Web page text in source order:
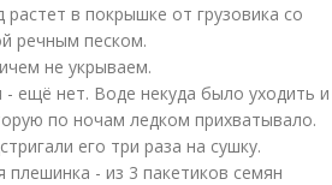
в покрышке от грузовика со
речным песком.
не укрываем.
- ещё нет. Воде некуда было уходить и
по ночам ледком прихватывало.
его три раза на сушку.
- из 3 пакетиков семян